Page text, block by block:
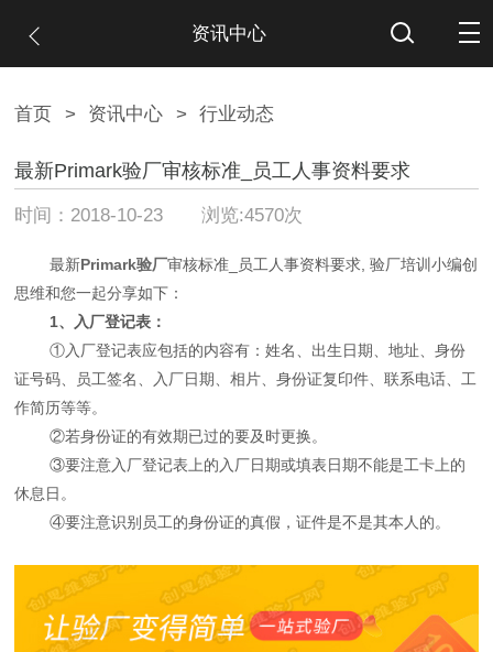
资讯中心
首页 > 资讯中心 > 行业动态
最新Primark验厂审核标准_员工人事资料要求
时间：2018-10-23 浏览:4570次
最新Primark验厂审核标准_员工人事资料要求, 验厂培训小编创
思维和您一起分享如下：
1、入厂登记表：
①入厂登记表应包括的内容有：姓名、出生日期、地址、身份
证号码、员工签名、入厂日期、相片、身份证复印件、联系电话、工
作简历等等。
②若身份证的有效期已过的要及时更换。
③要注意入厂登记表上的入厂日期或填表日期不能是工卡上的
休息日。
④要注意识别员工的身份证的真假，证件是不是其本人的。